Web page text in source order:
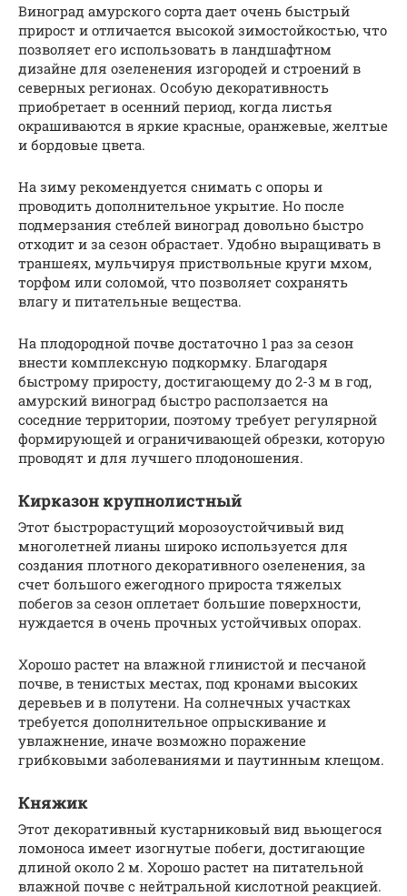
Виноград амурского сорта дает очень быстрый
прирост и отличается высокой зимостойкостью, что
позволяет его использовать в ландшафтном
дизайне для озеленения изгородей и строений в
северных регионах. Особую декоративность
приобретает в осенний период, когда листья
окрашиваются в яркие красные, оранжевые, желтые
и бордовые цвета.
На зиму рекомендуется снимать с опоры и
проводить дополнительное укрытие. Но после
подмерзания стеблей виноград довольно быстро
отходит и за сезон обрастает. Удобно выращивать в
траншеях, мульчируя приствольные круги мхом,
торфом или соломой, что позволяет сохранять
влагу и питательные вещества.
На плодородной почве достаточно 1 раз за сезон
внести комплексную подкормку. Благодаря
быстрому приросту, достигающему до 2-3 м в год,
амурский виноград быстро расползается на
соседние территории, поэтому требует регулярной
формирующей и ограничивающей обрезки, которую
проводят и для лучшего плодоношения.
Кирказон крупнолистный
Этот быстрорастущий морозоустойчивый вид
многолетней лианы широко используется для
создания плотного декоративного озеленения, за
счет большого ежегодного прироста тяжелых
побегов за сезон оплетает большие поверхности,
нуждается в очень прочных устойчивых опорах.
Хорошо растет на влажной глинистой и песчаной
почве, в тенистых местах, под кронами высоких
деревьев и в полутени. На солнечных участках
требуется дополнительное опрыскивание и
увлажнение, иначе возможно поражение
грибковыми заболеваниями и паутинным клещом.
Княжик
Этот декоративный кустарниковый вид вьющегося
ломоноса имеет изогнутые побеги, достигающие
длиной около 2 м. Хорошо растет на питательной
влажной почве с нейтральной кислотной реакцией.